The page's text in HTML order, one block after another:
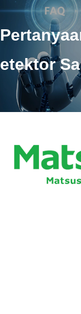
etektor